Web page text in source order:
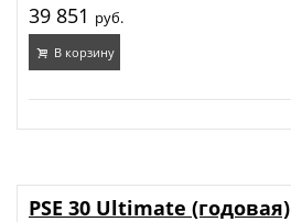
39 851 руб.
В корзину
PSE 30 Ultimate (годовая)